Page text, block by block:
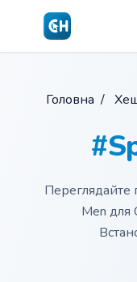
Skip to main content
Головна /
Переглядайте
Men для